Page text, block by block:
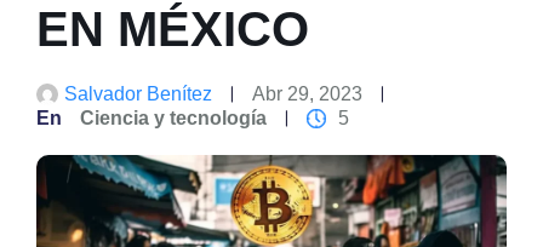
EN MÉXICO
Salvador Benítez
Abr 29, 2023
En
Ciencia y tecnología 5